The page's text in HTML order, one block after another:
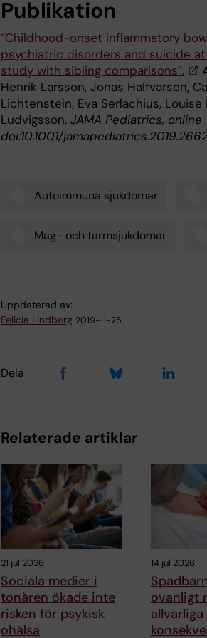
Publikation
“Childhood-onset inflammatory
psychiatric disorders and suicide
study with sibling comparisons”.
Henrik Larsson, Jonas Halfvarson,
Lichtenstein, Eva Serlachius, Louise
Ludvigsson. JAMA Pediatrics, online
doi:10.1001/
Autoimmuna sjukdomar
Mag- och tarmsjukdomar
Uppdaterad av:
Felicia Lindberg 2019-11-25
Dela
Relaterade artiklar
21 jul 2026
Sociala medier i
tonåren ökade inte
risken för psykisk
ohälsa
14 jul 2026
ovanligt
allvarliga